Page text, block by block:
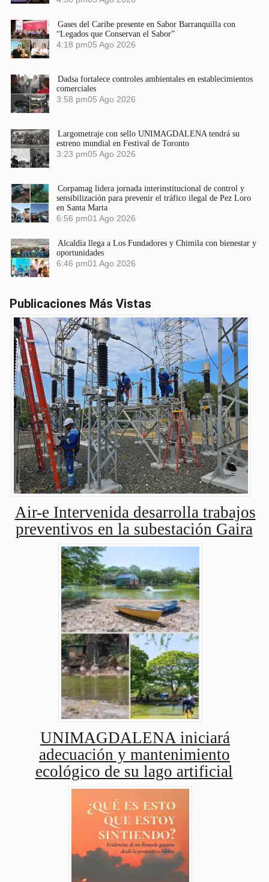
Gases del Caribe presente en Sabor Barranquilla con
“Legados que Conservan el Sabor”
4:18 pm05 Ago 2026
Dadsa fortalece controles ambientales en establecimientos
comerciales
3:58 pm05 Ago 2026
Largometraje con sello UNIMAGDALENA tendrá su
estreno mundial en Festival de Toronto
3:23 pm05 Ago 2026
Corpamag lidera jornada interinstitucional de control y
sensibilización para prevenir el tráfico ilegal de Pez Loro
en Santa Marta
6:56 pm01 Ago 2026
Alcaldía llega a Los Fundadores y Chimila con bienestar y
oportunidades
6:46 pm01 Ago 2026
Publicaciones Más Vistas
Air-e Intervenida desarrolla trabajos
preventivos en la subestación Gaira
UNIMAGDALENA iniciará
adecuación y mantenimiento
ecológico de su lago artificial